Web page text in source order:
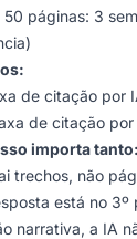
50 páginas: 3
de citação por
de citação
importa tanto:
trechos, não
está no
narrativa, a IA